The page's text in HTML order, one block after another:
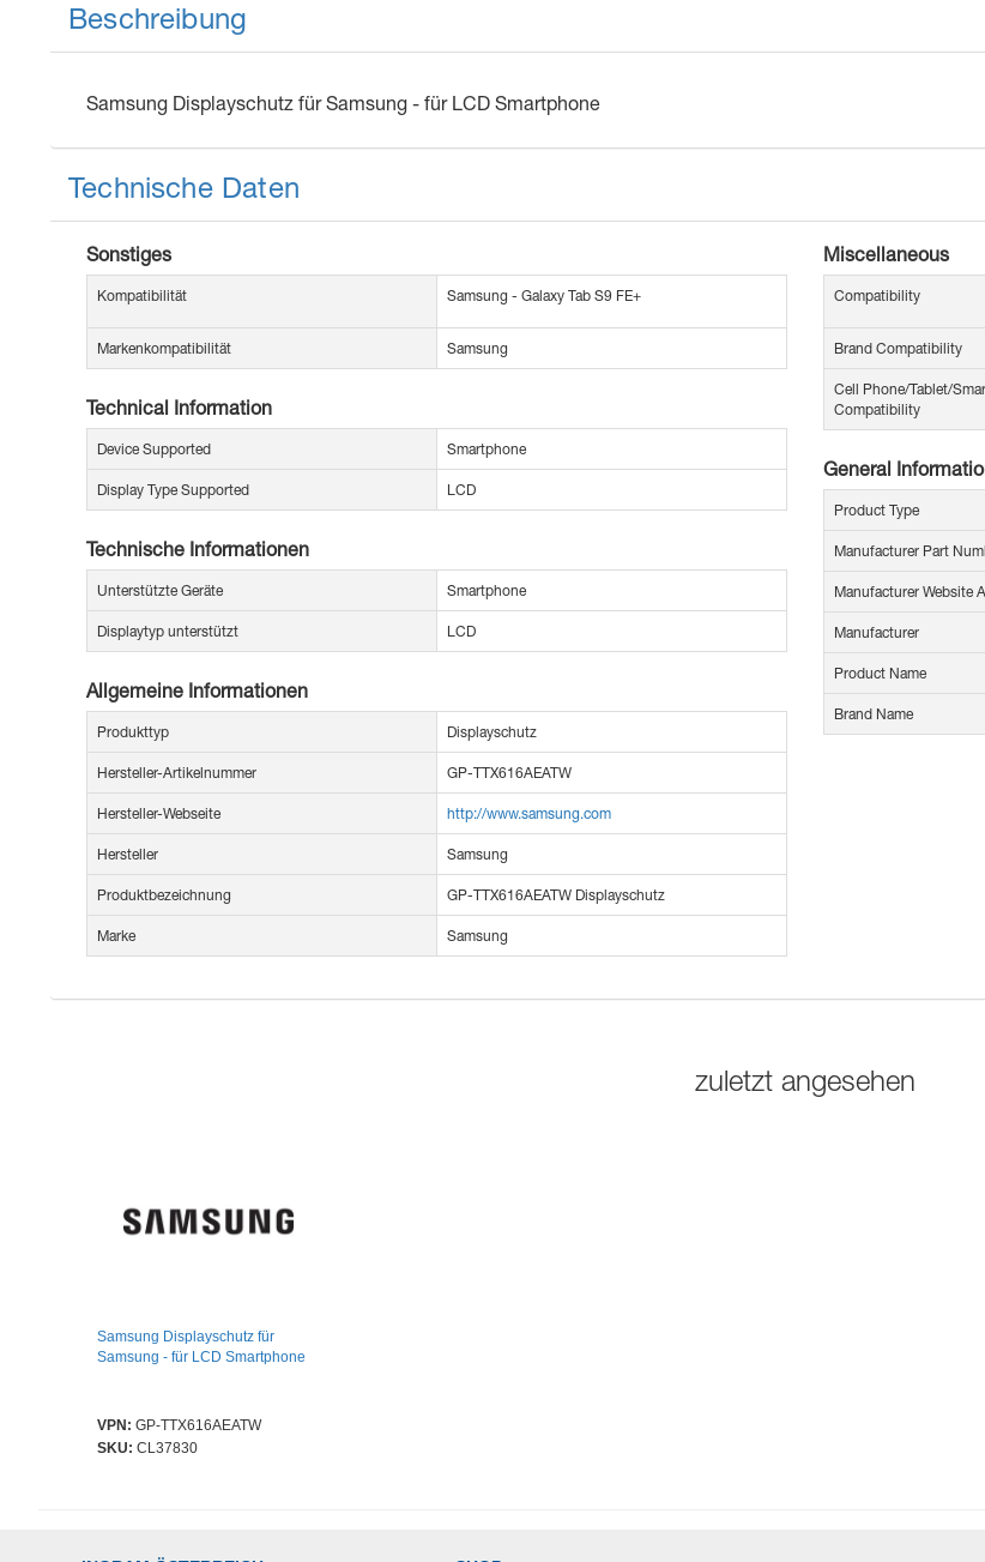
Beschreibung
Samsung Displayschutz für Samsung - für LCD Smartphone
Technische Daten
Sonstiges
Kompatibilität Samsung - Galaxy Tab S9 FE+
Markenkompatibilität Samsung
Technical Information
Device Supported Smartphone
Display Type Supported LCD
Technische Informationen
Unterstützte Geräte Smartphone
Displaytyp unterstützt LCD
Allgemeine Informationen
Produkttyp Displayschutz
Hersteller-Artikelnummer GP-TTX616AEATW
Hersteller-Webseite http://www.samsung.com
Hersteller Samsung
Produktbezeichnung GP-TTX616AEATW Displayschutz
Marke Samsung
Miscellaneous
Compatibility
Brand Compatibility
Cell Phone/Tablet/
Compatibility
General
Product Type
Manufacturer Part
Manufacturer Website
Manufacturer
Product Name
Brand Name
zuletzt angesehen
Samsung Displayschutz für
Samsung - für LCD Smartphone
VPN: GP-TTX616AEATW
SKU: CL37830